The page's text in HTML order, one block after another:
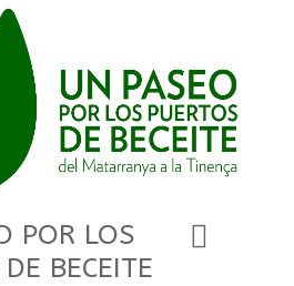
POR LOS
BECEITE